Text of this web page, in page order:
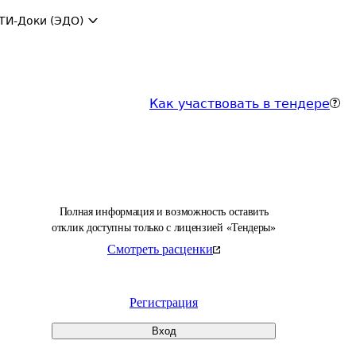
Доки (ЭДО)
Как участвовать в тендере
Полная информация и возможность оставить
отклик доступны только с лицензией «Тендеры»
Смотреть расценки
Регистрация
Вход